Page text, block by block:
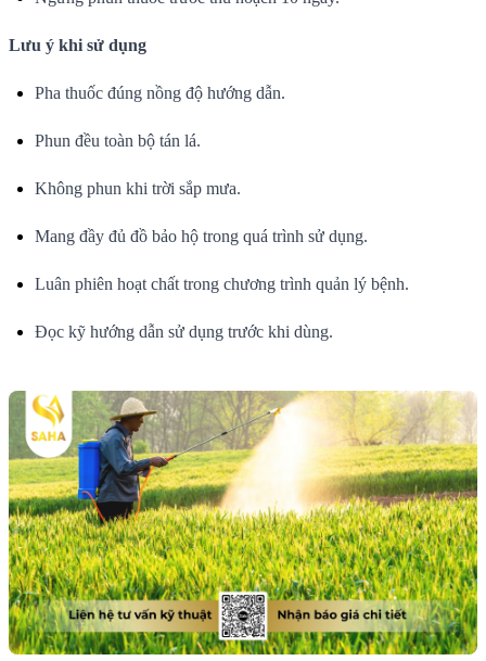
Lưu ý khi sử dụng
Pha thuốc đúng nồng độ hướng dẫn.
Phun đều toàn bộ tán lá.
Không phun khi trời sắp mưa.
Mang đầy đủ đồ bảo hộ trong quá trình sử dụng.
Luân phiên hoạt chất trong chương trình quản lý bệnh.
Đọc kỹ hướng dẫn sử dụng trước khi dùng.